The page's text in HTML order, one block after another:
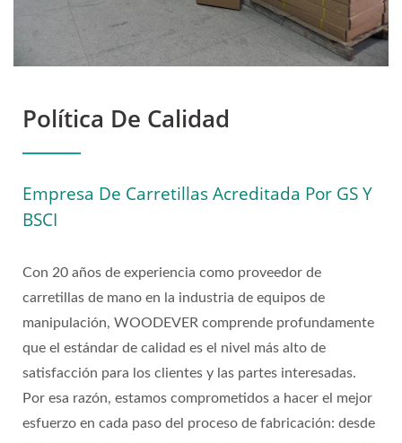
Política De Calidad
Empresa De Carretillas Acreditada Por GS Y
BSCI
Con 20 años de experiencia como proveedor de
carretillas de mano en la industria de equipos de
manipulación, WOODEVER comprende profundamente
que el estándar de calidad es el nivel más alto de
satisfacción para los clientes y las partes interesadas.
Por esa razón, estamos comprometidos a hacer el mejor
esfuerzo en cada paso del proceso de fabricación: desde